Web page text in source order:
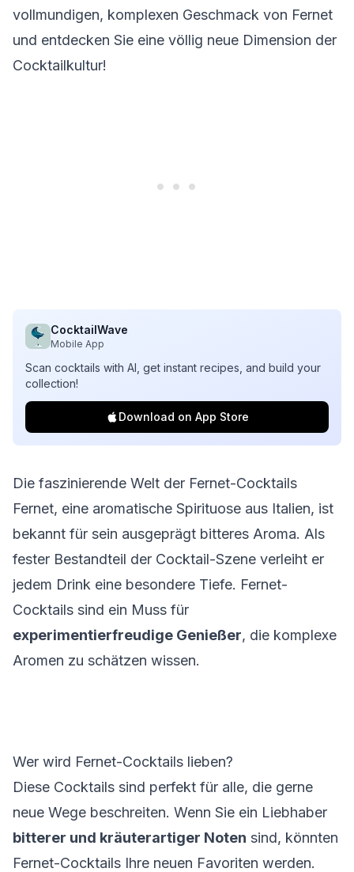
vollmundigen, komplexen Geschmack von Fernet
und entdecken Sie eine völlig neue Dimension der
Cocktailkultur!
CocktailWave
Mobile App
Scan cocktails with AI, get instant recipes, and build your
collection!
Download on App Store
Die faszinierende Welt der Fernet-Cocktails
Fernet, eine aromatische Spirituose aus Italien, ist
bekannt für sein ausgeprägt bitteres Aroma. Als
fester Bestandteil der Cocktail-Szene verleiht er
jedem Drink eine besondere Tiefe. Fernet-
Cocktails sind ein Muss für
experimentierfreudige Genießer, die komplexe
Aromen zu schätzen wissen.
Wer wird Fernet-Cocktails lieben?
Diese Cocktails sind perfekt für alle, die gerne
neue Wege beschreiten. Wenn Sie ein Liebhaber
bitterer und kräuterartiger Noten sind, könnten
Fernet-Cocktails Ihre neuen Favoriten werden.